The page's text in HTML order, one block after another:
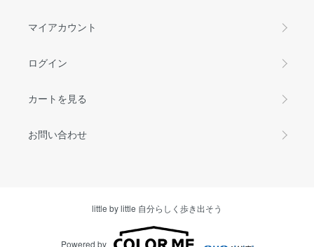
マイアカウント
ログイン
カートを見る
お問い合わせ
little by little 自分らしく歩き出そう
Powered by